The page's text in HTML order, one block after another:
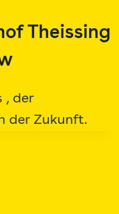
Theissing
, der
der Zukunft.